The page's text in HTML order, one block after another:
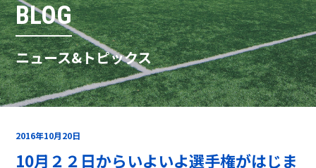
BLOG
ニュース&トピックス
2016年10月20日
10月２２日からいよいよ選手権がはじま